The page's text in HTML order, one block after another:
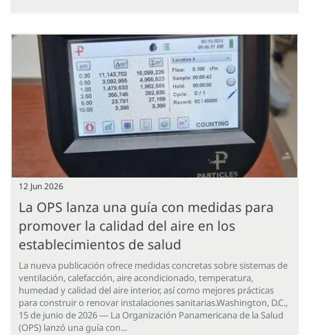
12 Jun 2026
La OPS lanza una guía con medidas para
promover la calidad del aire en los
establecimientos de salud
La nueva publicación ofrece medidas concretas sobre sistemas de
ventilación, calefacción, aire acondicionado, temperatura,
humedad y calidad del aire interior, así como mejores prácticas
para construir o renovar instalaciones sanitarias.Washington, D.C.,
15 de junio de 2026 ― La Organización Panamericana de la Salud
(OPS) lanzó una guía con...